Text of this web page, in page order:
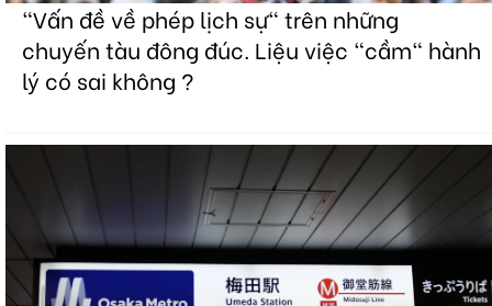
"Vấn đề về phép lịch sự" trên những
chuyến tàu đông đúc. Liệu việc "cầm" hành
lý có sai không ?